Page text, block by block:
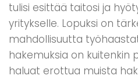
tulisi esittää taitosi ja
yritykselle. Lopuksi on
mahdollisuutta
hakemuksia on kuitenkin
haluat erottua muista